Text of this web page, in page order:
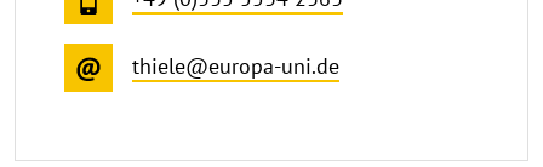
thiele@europa-uni.de